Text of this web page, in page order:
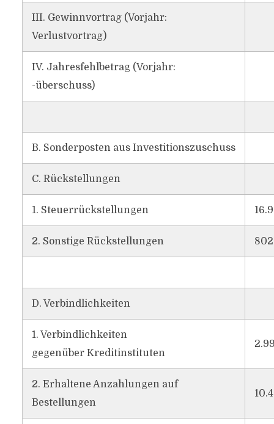
III. Gewinnvortrag (Vorjahr:
Verlustvortrag)
IV. Jahresfehlbetrag (Vorjahr:
-überschuss)
B. Sonderposten aus Investitionszuschuss
C. Rückstellungen
1. Steuerrückstellungen
2. Sonstige Rückstellungen
D. Verbindlichkeiten
1. Verbindlichkeiten
gegenüber Kreditinstituten
2. Erhaltene Anzahlungen auf
Bestellungen